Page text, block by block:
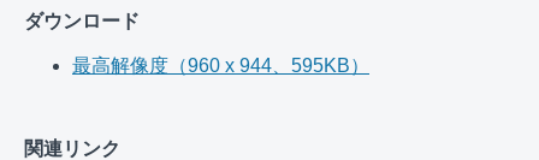
ダウンロード
最高解像度（960 x 944、595KB）
関連リンク